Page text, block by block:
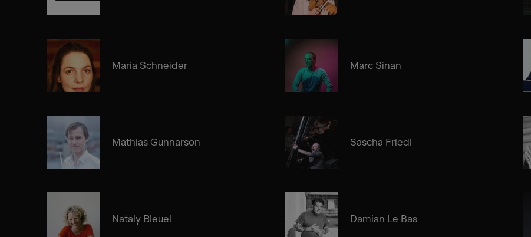
Maria Schneider Marc Sinan
Mathias Gunnarson Sascha Friedl
Nataly Bleuel Damian Le Bas